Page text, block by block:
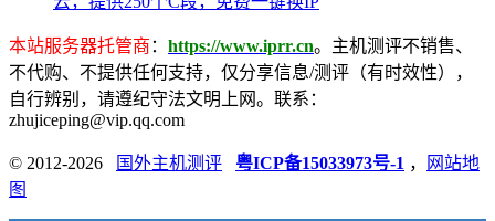
本站服务器托管商 ： https://www.iprr.cn。主机测评不销售、
不代购、不提供任何支持，仅分享信息/测评（有时效性），
自行辨别，请遵纪守法文明上网。联系：
zhujiceping@vip.qq.com
© 2012-2026 国外主机测评 粤ICP备15033973号-1 ，
网站地
图